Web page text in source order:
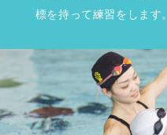
標を持って練習をします。